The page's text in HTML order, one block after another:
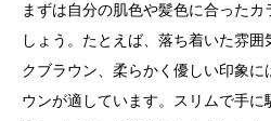
まずは自分の肌色や髪色に合った
しょう。たとえば、落ち着いた雰
クブラウン、柔らかく優しい印象
ウンが適しています。スリムで手